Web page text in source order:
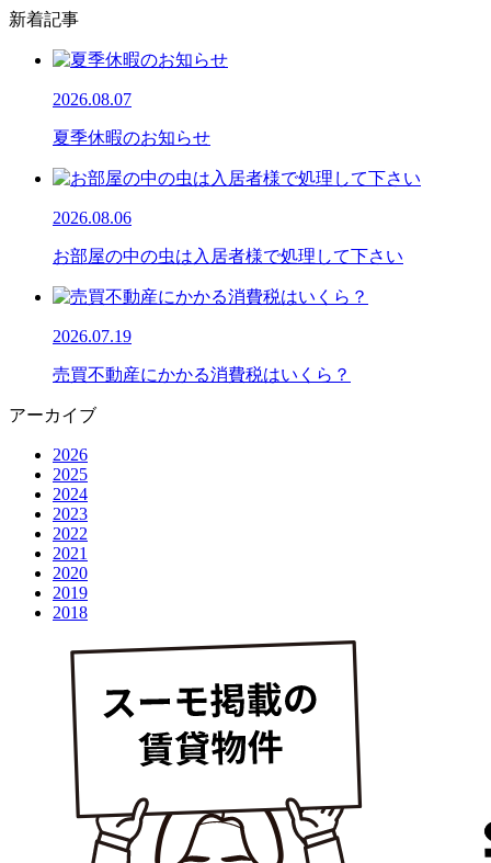
新着記事
2026.08.07
夏季休暇のお知らせ
2026.08.06
お部屋の中の虫は入居者様で処理して下さい
2026.07.19
売買不動産にかかる消費税はいくら？
アーカイブ
2026
2025
2024
2023
2022
2021
2020
2019
2018